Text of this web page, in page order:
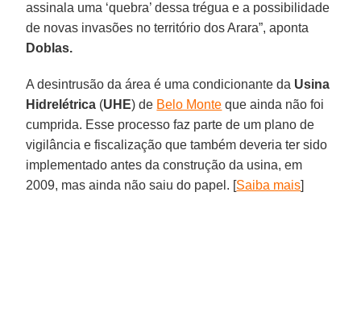
assinala uma ‘quebra’ dessa trégua e a possibilidade
de novas invasões no território dos Arara”, aponta
Doblas.
A desintrusão da área é uma condicionante da Usina
Hidrelétrica (UHE) de Belo Monte que ainda não foi
cumprida. Esse processo faz parte de um plano de
vigilância e fiscalização que também deveria ter sido
implementado antes da construção da usina, em
2009, mas ainda não saiu do papel. [Saiba mais]